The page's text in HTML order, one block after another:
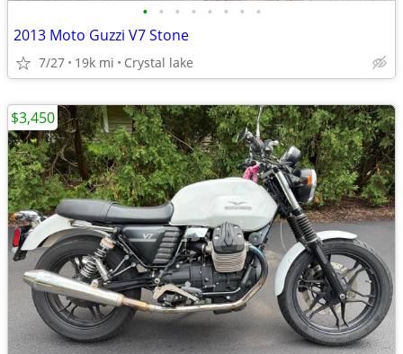
• • • • • • • •
2013 Moto Guzzi V7 Stone
7/27 19k mi Crystal lake
$3,450